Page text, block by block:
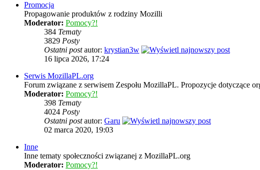
Promocja
Propagowanie produktów z rodziny Mozilli
Moderator: Pomocy?!
384 Tematy
3829 Posty
Ostatni postautor: krystian3w
16 lipca 2026, 17:24
Serwis MozillaPL.org
Forum związane z serwisem Zespołu MozillaPL. Propozycje dotyczące
Moderator: Pomocy?!
398 Tematy
4024 Posty
Ostatni postautor: Garu
02 marca 2020, 19:03
Inne
Inne tematy społeczności związanej z MozillaPL.org
Moderator: Pomocy?!